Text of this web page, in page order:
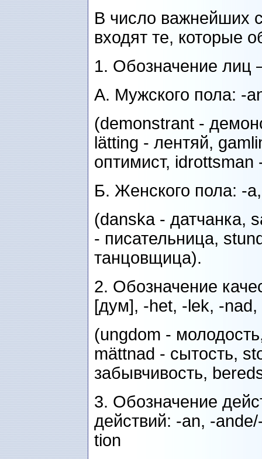
В число важнейших
входят те, которые
1. Обозначение лиц
А. Мужского пола: -
(demonstrant -
lätting - лентяй,
оптимист,
Б. Женского пола: -
(danska - датчанка,
- писательница,
танцовщица).
2. Обозначение
[дум], -het, -lek, -
(ungdom -
mättnad - сытость,
забывчивость,
3. Обозначение
действий: -an, -
tion